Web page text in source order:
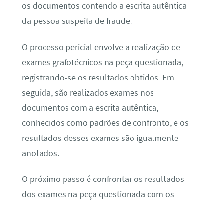
os documentos contendo a escrita autêntica
da pessoa suspeita de fraude.
O processo pericial envolve a realização de
exames grafotécnicos na peça questionada,
registrando-se os resultados obtidos. Em
seguida, são realizados exames nos
documentos com a escrita autêntica,
conhecidos como padrões de confronto, e os
resultados desses exames são igualmente
anotados.
O próximo passo é confrontar os resultados
dos exames na peça questionada com os